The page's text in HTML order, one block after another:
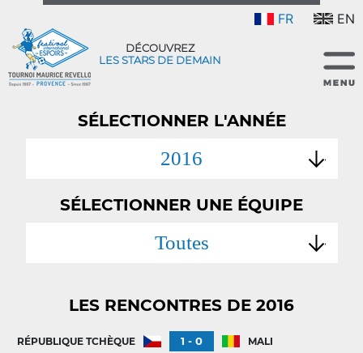
FR EN
DÉCOUVREZ
LES STARS DE DEMAIN
SÉLECTIONNER L'ANNÉE
2016
SÉLECTIONNER UNE ÉQUIPE
Toutes
LES RENCONTRES DE 2016
RÉPUBLIQUE TCHÈQUE 1 - 0
MALI